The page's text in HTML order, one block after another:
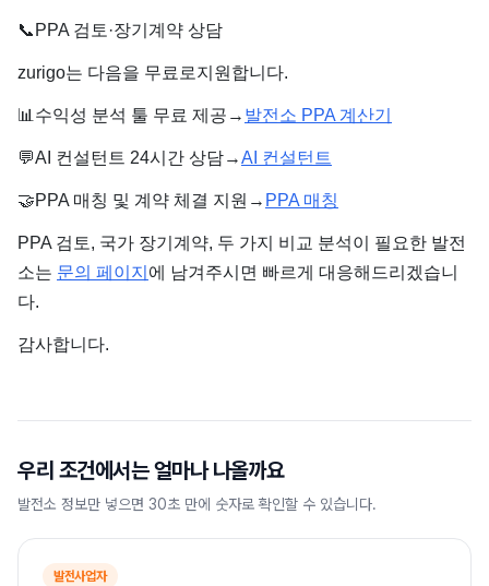
📞 PPA 검토·장기계약 상담
zurigo는 다음을 무료로지원합니다.
📊 수익성 분석 툴 무료 제공→ 발전소 PPA 계산기
💬AI 컨설턴트 24시간 상담→AI 컨설턴트
🤝PPA 매칭 및 계약 체결 지원→ PPA 매칭
PPA 검토, 국가 장기계약, 두 가지 비교 분석이 필요한 발전
소는 문의 페이지 에 남겨주시면 빠르게 대응해드리겠습니
다.
감사합니다.
우리 조건에서는 얼마나 나올까요
발전소 정보만 넣으면 30초 만에 숫자로 확인할 수 있습니다.
발전사업자